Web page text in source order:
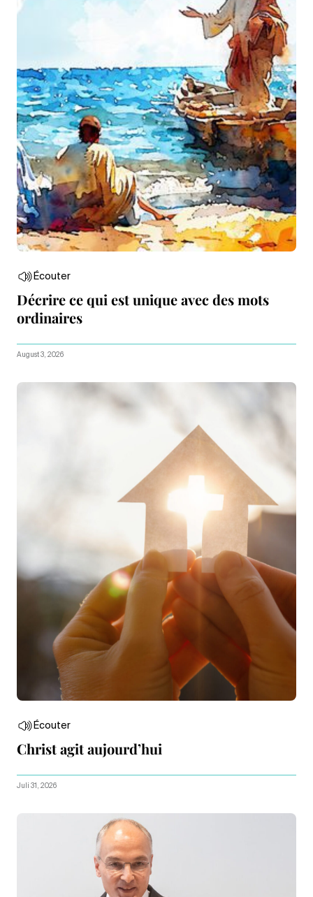
Écouter
Décrire ce qui est unique avec des mots
ordinaires
August 3, 2026
Écouter
Christ agit aujourd’hui
Juli 31, 2026